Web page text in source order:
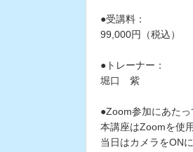
●受講料：
99,000円（税込）
●トレーナー：
堀口 紫
●Zoom参加にあたっ
本講座はZoomを使
当日はカメラをON